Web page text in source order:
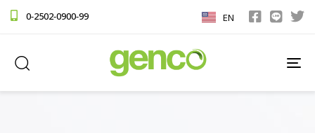
0-2502-0900-99 EN